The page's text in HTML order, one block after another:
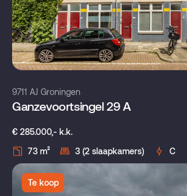
9711 AJ Groningen
Ganzevoortsingel 29 A
€ 285.000,- k.k.
73 m²
3 (2 slaapkamers) C
Te koop